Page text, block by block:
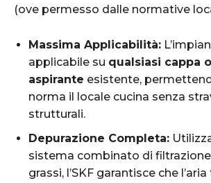
(ove permesso dalle normative
Massima Applicabilità:
applicabile su qualsiasi cappa
aspirante esistente,
norma il locale cucina senza
strutturali.
Depurazione Completa:
sistema combinato di
grassi, l’SKF garantisce che